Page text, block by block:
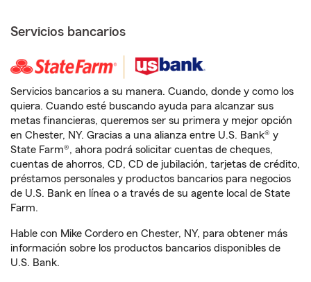
Servicios bancarios
Servicios bancarios a su manera. Cuando, donde y como los
quiera. Cuando esté buscando ayuda para alcanzar sus
metas financieras, queremos ser su primera y mejor opción
en Chester, NY. Gracias a una alianza entre U.S. Bank® y
State Farm®, ahora podrá solicitar cuentas de cheques,
cuentas de ahorros, CD, CD de jubilación, tarjetas de crédito,
préstamos personales y productos bancarios para negocios
de U.S. Bank en línea o a través de su agente local de State
Farm.
Hable con Mike Cordero en Chester, NY, para obtener más
información sobre los productos bancarios disponibles de
U.S. Bank.